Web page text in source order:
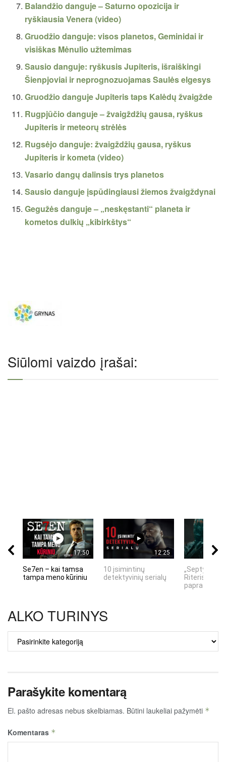
Balandžio danguje – Saturno opozicija ir
ryškiausia Venera (video)
Gruodžio danguje: visos planetos, Geminidai ir
visiškas Mėnulio užtemimas
Sausio danguje: ryškusis Jupiteris, išraiškingi
Šienpjoviai ir neprognozuojamas Saulės elgesys
Gruodžio danguje Jupiteris taps Kalėdų žvaigžde
Rugpjūčio danguje – žvaigždžių gausa, ryškus
Jupiteris ir meteorų strėlės
Rugsėjo danguje: žvaigždžių gausa, ryškus
Jupiteris ir kometa (video)
Vasario dangų dalinsis trys planetos
Sausio danguje įspūdingiausi žiemos žvaigždynai
Gegužės danguje – „neskęstanti“ planeta ir
kometos dulkių „kibirkštys“
Siūlomi vaizdo įrašai:
17:50
Se7en – kai tamsa
tampa meno kūriniu
12:25
10 įsimintinų
detektyvinių serialų
„Septynių
Riteris" – kai
ALKO TURINYS
ALKO
TURINYS
Parašykite komentarą
El. pašto adresas nebus skelbiamas. Būtini laukeliai pažymėti *
Komentaras *